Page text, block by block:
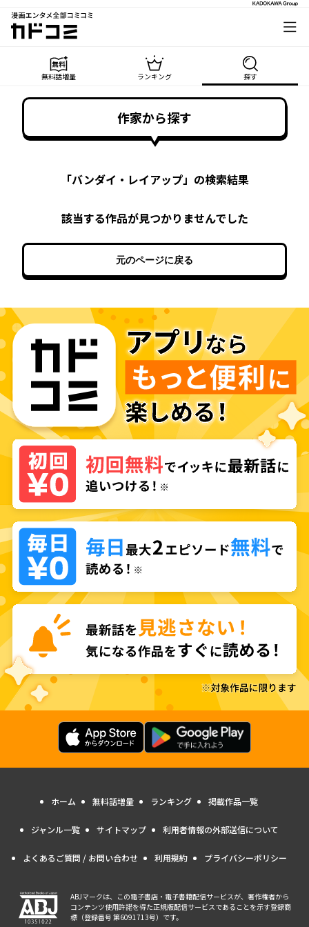
漫画エンタメ全部コミコミ
カドコミ
無料話増量 ランキング 探す
作家から探す
「バンダイ・レイアップ」の検索結果
該当する作品が見つかりませんでした
元のページに戻る
ホーム 無料話増量 ランキング 掲載作品一覧
ジャンル一覧 サイトマップ 利用者情報の外部送信について
よくあるご質問 / お問い合わせ 利用規約 プライバシーポリシー
ABJマークは、この電子書店・電子書籍配信サービスが、著作権者から
コンテンツ使用許諾を得た正規版配信サービスであることを示す登録商
標（登録番号 第6091713号）です。